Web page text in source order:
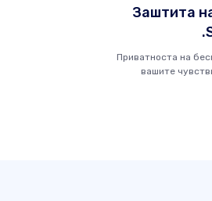
Заштита
Приватноста на
вашите